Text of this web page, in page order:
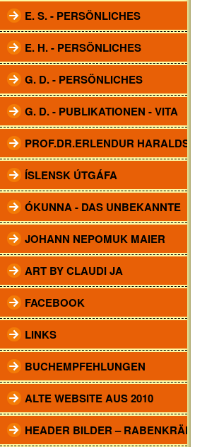
E. S. - PERSÖNLICHES
E. H. - PERSÖNLICHES
G. D. - PERSÖNLICHES
G. D. - PUBLIKATIONEN - VITA
PROF.DR.ERLENDUR HARALDSSON
ÍSLENSK ÚTGÁFA
ÓKUNNA - DAS UNBEKANNTE
JOHANN NEPOMUK MAIER
ART BY CLAUDI JA
FACEBOOK
LINKS
BUCHEMPFEHLUNGEN
ALTE WEBSITE AUS 2010
HEADER BILDER – RABENKRÄHEN